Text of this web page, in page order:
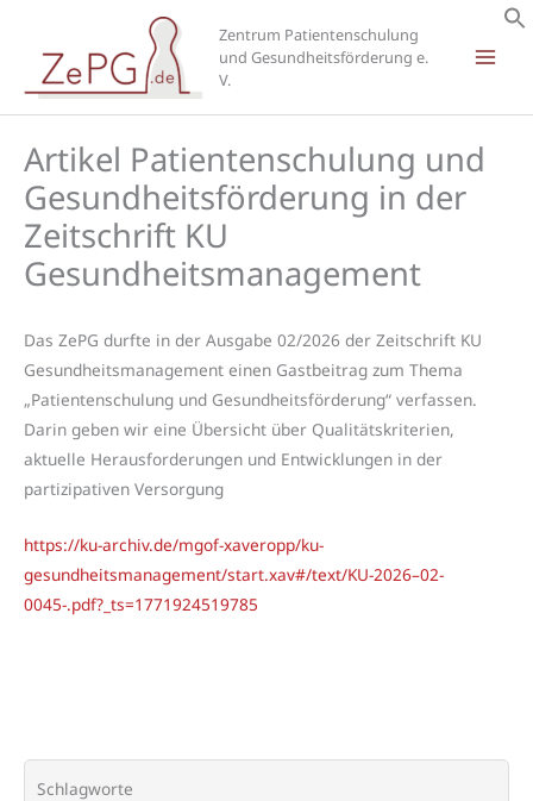
springen
Zentrum Patientenschulung
und Gesundheitsförderung e.
V.
Artikel Patientenschulung und
Gesundheitsförderung in der
Zeitschrift KU
Gesundheitsmanagement
Das ZePG durfte in der Ausgabe 02/2026 der Zeitschrift KU
Gesundheitsmanagement einen Gastbeitrag zum Thema
„Patientenschulung und Gesundheitsförderung“ verfassen.
Darin geben wir eine Übersicht über Qualitätskriterien,
aktuelle Herausforderungen und Entwicklungen in der
partizipativen Versorgung
https://ku-archiv.de/mgof-xaveropp/ku-
gesundheitsmanagement/start.xav#/text/KU-2026–02-
0045-.pdf?_ts=1771924519785
Schlagworte